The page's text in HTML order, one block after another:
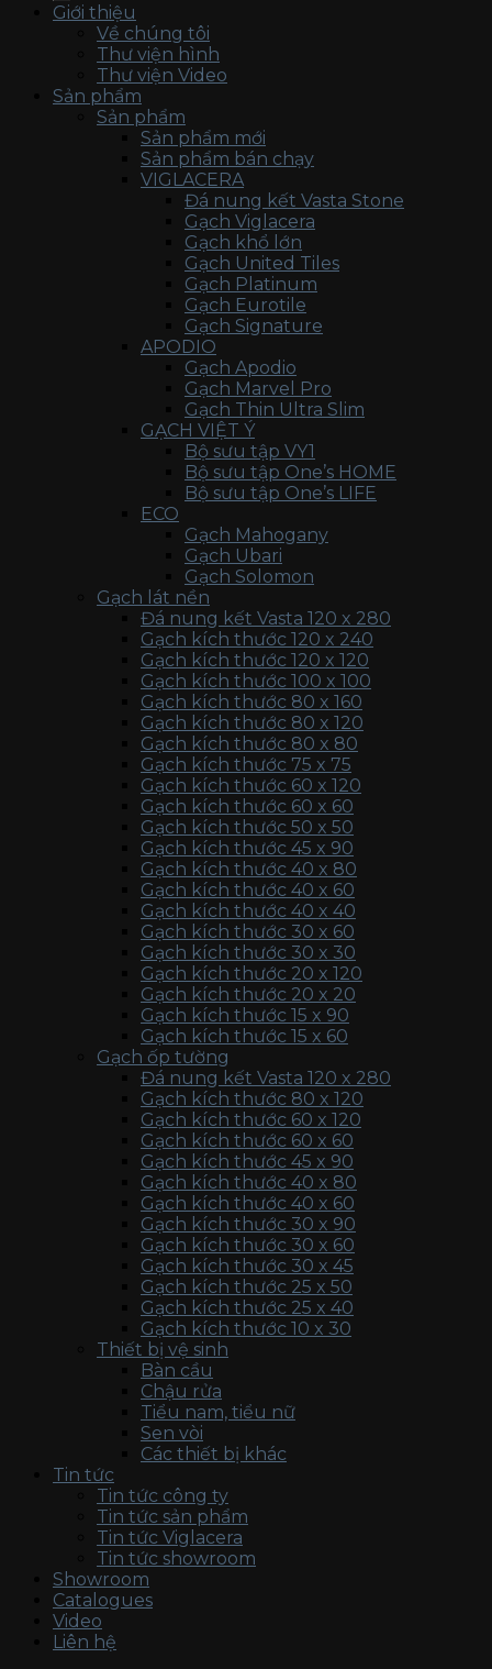
Giới thiệu
Về chúng tôi
Thư viện hình
Thư viện Video
Sản phẩm
Sản phẩm
Sản phẩm mới
Sản phẩm bán chạy
VIGLACERA
Đá nung kết Vasta Stone
Gạch Viglacera
Gạch khổ lớn
Gạch United Tiles
Gạch Platinum
Gạch Eurotile
Gạch Signature
APODIO
Gạch Apodio
Gạch Marvel Pro
Gạch Thin Ultra Slim
GẠCH VIỆT Ý
Bộ sưu tập VY1
Bộ sưu tập One’s HOME
Bộ sưu tập One’s LIFE
ECO
Gạch Mahogany
Gạch Ubari
Gạch Solomon
Gạch lát nền
Đá nung kết Vasta 120 x 280
Gạch kích thước 120 x 240
Gạch kích thước 120 x 120
Gạch kích thước 100 x 100
Gạch kích thước 80 x 160
Gạch kích thước 80 x 120
Gạch kích thước 80 x 80
Gạch kích thước 75 x 75
Gạch kích thước 60 x 120
Gạch kích thước 60 x 60
Gạch kích thước 50 x 50
Gạch kích thước 45 x 90
Gạch kích thước 40 x 80
Gạch kích thước 40 x 60
Gạch kích thước 40 x 40
Gạch kích thước 30 x 60
Gạch kích thước 30 x 30
Gạch kích thước 20 x 120
Gạch kích thước 20 x 20
Gạch kích thước 15 x 90
Gạch kích thước 15 x 60
Gạch ốp tường
Đá nung kết Vasta 120 x 280
Gạch kích thước 80 x 120
Gạch kích thước 60 x 120
Gạch kích thước 60 x 60
Gạch kích thước 45 x 90
Gạch kích thước 40 x 80
Gạch kích thước 40 x 60
Gạch kích thước 30 x 90
Gạch kích thước 30 x 60
Gạch kích thước 30 x 45
Gạch kích thước 25 x 50
Gạch kích thước 25 x 40
Gạch kích thước 10 x 30
Thiết bị vệ sinh
Bàn cầu
Chậu rửa
Tiểu nam, tiểu nữ
Sen vòi
Các thiết bị khác
Tin tức
Tin tức công ty
Tin tức sản phẩm
Tin tức Viglacera
Tin tức showroom
Showroom
Catalogues
Video
Liên hệ